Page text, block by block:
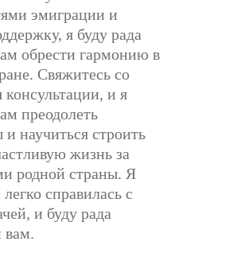
эмиграции и
я буду рада
обрести гармонию в
Свяжитесь со
и я
преодолеть
и научиться строить
жизнь за
родной страны. Я
справилась с
и буду рада
вам.